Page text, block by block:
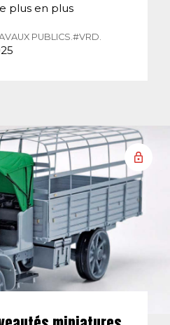
plus en plus
PUBLICS. #VRD.